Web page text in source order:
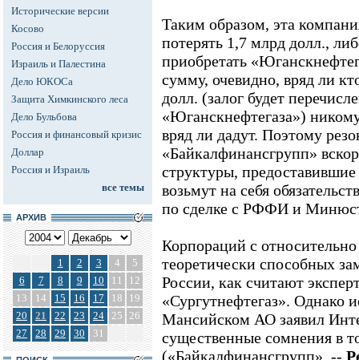
Исторические версии
Косово
Россия и Белоруссия
Израиль и Палестина
Дело ЮКОСа
Защита Химкинского леса
Дело Бульбова
Россия и финансовый кризис
Доллар
Россия и Израиль
все темы
АРХИВ
1 2 3 4
5
6
7 8 9 10 11
12
13
14 15 16 17 18
19
20
21 22 23 24 25 26
27
28 29 30 31
Таким образом, эта
потерять 1,7 млрд долл.,
приобретать
сумму, очевидно, вряд ли
долл. (залог будет
«Юганскнефтегаза»)
вряд ли дадут. Поэтому
«Байкалфинансгрупп»
структуры,
возьмут на себя
по сделке с РФФИ и
Корпораций с
теоретически способных
России, как считают
«Сургутнефтегаз». Однако
Мансийском АО заявил
существенные сомнения в
(«Байкалфинансгрупп». --